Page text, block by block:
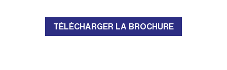
TÉLÉCHARGER LA BROCHURE